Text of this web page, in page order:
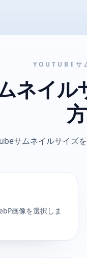
YOUTUBEサ
ネイル
サムネイルサイズ
画像を選択しま